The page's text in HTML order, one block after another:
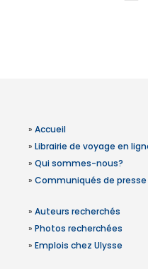
» Accueil
» Librairie de voyage en
» Qui sommes-nous?
» Communiqués de presse
» Auteurs recherchés
» Photos recherchées
» Emplois chez Ulysse